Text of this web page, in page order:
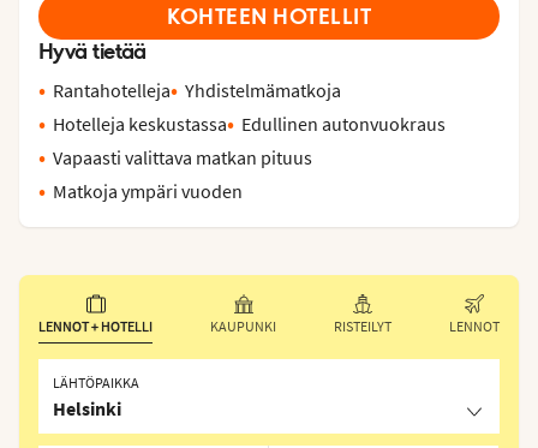
KOHTEEN HOTELLIT
Hyvä tietää
Rantahotelleja
Yhdistelmämatkoja
Hotelleja keskustassa
Edullinen autonvuokraus
Vapaasti valittava matkan pituus
Matkoja ympäri vuoden
LENNOT + HOTELLI KAUPUNKI RISTEILYT LENNOT
LÄHTÖPAIKKA
Helsinki